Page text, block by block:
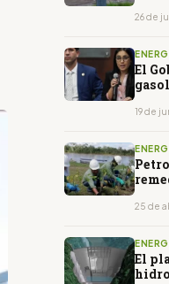
26 de
El
19 de
25 de
El